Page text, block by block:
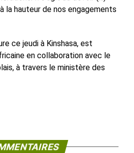
la hauteur de nos engagements
ce jeudi à Kinshasa, est
en collaboration avec le
à travers le ministère des